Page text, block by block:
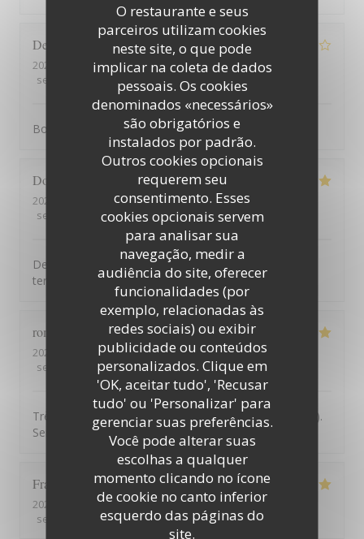
O restaurante e seus
parceiros utilizam cookies
neste site, o que pode
implicar na coleta de dados
pessoais. Os cookies
denominados «necessários»
são obrigatórios e
instalados por padrão.
Outros cookies opcionais
requerem seu
consentimento. Esses
cookies opcionais servem
para analisar sua
navegação, medir a
audiência do site, oferecer
funcionalidades (por
exemplo, relacionadas às
redes sociais) ou exibir
publicidade ou conteúdos
personalizados. Clique em
'OK, aceitar tudo', 'Recusar
tudo' ou 'Personalizar' para
gerenciar suas preferências.
Você pode alterar suas
escolhas a qualquer
momento clicando no ícone
de cookie no canto inferior
esquerdo das páginas do
site.
Denis
2026-07-31
- 12:15 - guests 2
service
ambience /5 menu /5 quality_price
Bonne cuisine mais service médiocre
Dominique
2026-07-31
- 13:30 - guests 2
service
ambience :4/5 menu: 5 /5 quality_price
Des ventilateurs de plafond seraient appréciés sur la
terrasse en période de chaleur.
romain
2026-07-30
- 20:00 - guests 2
service
ambience 5/5 menu: 5/5 quality_price
Très belle vue, on mange très bien (qualité et quantité).
Service de qualité
François
2026-07-30
- 12:30 - guests 2
service
ambience: 5 /5 menu: 5/5 quality_price